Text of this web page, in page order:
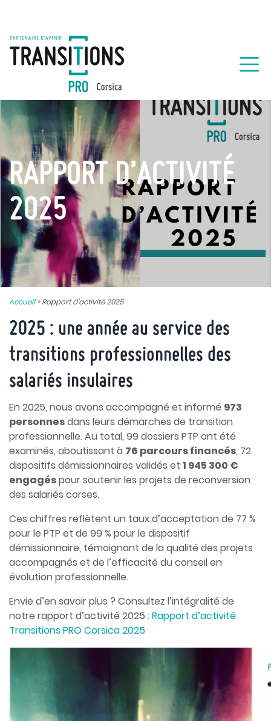
RAPPORT D’ACTIVITÉ
2025
Accueil>Rapport d’activité 2025
2025 : une année au service des
transitions professionnelles des
salariés insulaires
En 2025, nous avons accompagné et informé 973
personnesdans leurs démarches de transition
professionnelle. Au total, 99 dossiers PTP ont été
examinés, aboutissant à 76 parcours financés, 72
dispositifs démissionnaires validés et 1 945 300 €
engagéspour soutenir les projets de reconversion
des salariés corses.
Ces chiffres reflètent un taux d’acceptation de 77 %
pour le PTP et de 99 % pour le dispositif
démissionnaire, témoignant de la qualité des projets
accompagnés et de l’efficacité du conseil en
évolution professionnelle.
Envie d’en savoir plus ? Consultez l’intégralité de
notre rapport d’activité 2025 :Rapport d’activité
Transitions PRO Corsica 2025